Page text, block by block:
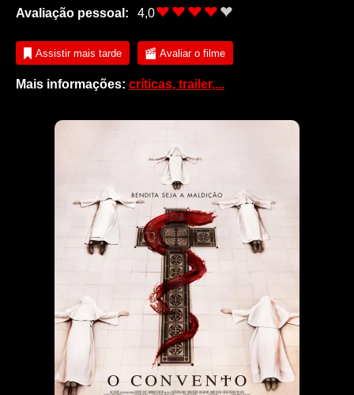
Avaliação pessoal:
4,0
Assistir mais tarde Avaliar o filme
Mais informações: críticas, trailer,...